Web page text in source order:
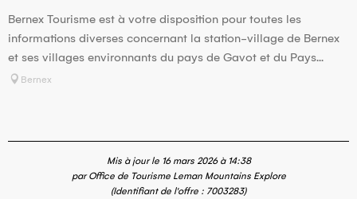
Bernex Tourisme est à votre disposition pour toutes les
informations diverses concernant la station-village de Bernex
et ses villages environnants du pays de Gavot et du Pays...
Bernex
Mis à jour le 16 mars 2026 à 14:38
par Office de Tourisme Leman Mountains Explore
(Identifiant de l'offre : 7003283)